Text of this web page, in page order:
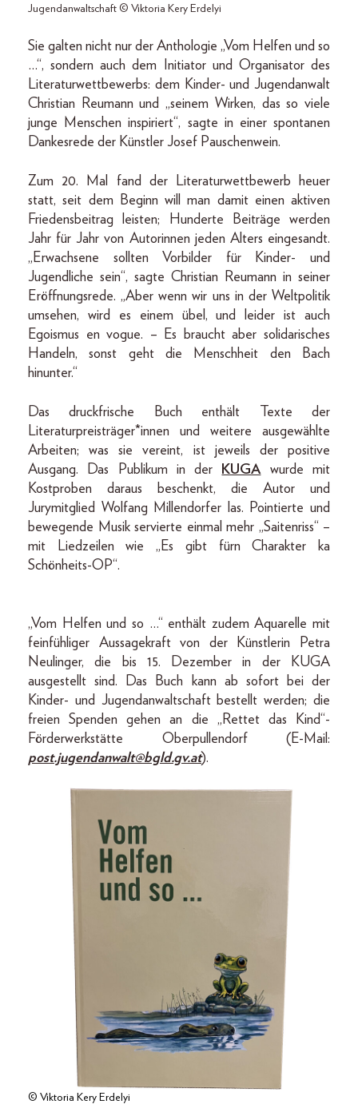
Jugendanwaltschaft © Viktoria Kery Erdelyi
Sie galten nicht nur der Anthologie „Vom Helfen und so
…“, sondern auch dem Initiator und Organisator des
Literaturwettbewerbs: dem Kinder- und Jugendanwalt
Christian Reumann und „seinem Wirken, das so viele
junge Menschen inspiriert“, sagte in einer spontanen
Dankesrede der Künstler Josef Pauschenwein.
Zum 20. Mal fand der Literaturwettbewerb heuer
statt, seit dem Beginn will man damit einen aktiven
Friedensbeitrag leisten; Hunderte Beiträge werden
Jahr für Jahr von Autorinnen jeden Alters eingesandt.
„Erwachsene sollten Vorbilder für Kinder- und
Jugendliche sein“, sagte Christian Reumann in seiner
Eröffnungsrede. „Aber wenn wir uns in der Welt­politik
umsehen, wird es einem übel, und leider ist auch
Egoismus en vogue. – Es braucht aber solidarisches
Handeln, sonst geht die Menschheit den Bach
hinunter.“
Das druckfrische Buch enthält Texte der
Literaturpreisträger*innen und weitere ausgewählte
Arbeiten; was sie vereint, ist jeweils der positive
Ausgang. Das Publikum in der
KUGAwurde mit
Kostproben daraus beschenkt, die Autor und
Jurymitglied Wolfang Millendorfer las. Pointierte und
bewegende Musik servierte einmal mehr „Saitenriss“ –
mit Liedzeilen wie „Es gibt fürn Charakter ka
Schönheits-OP“.
„Vom Helfen und so …“ enthält zudem Aquarelle mit
feinfühliger Aussagekraft von der Künstlerin Petra
Neulinger, die bis 15. Dezember in der KUGA
ausgestellt sind. Das Buch kann ab sofort bei der
Kinder- und Jugendanwaltschaft bestellt werden; die
freien Spenden gehen an die „Rettet das Kind“-
Förderwerkstätte Oberpullendorf (E-Mail:
post.jugendanwalt@bgld.gv.at).
© Viktoria Kery Erdelyi